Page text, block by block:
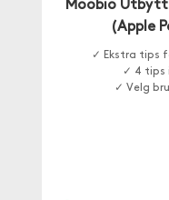
Moobio
(Apple
✓ Ekstra tips
✓ 4 tips
✓ Velg